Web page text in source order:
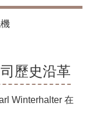
歷史沿革
Winterhalter 在